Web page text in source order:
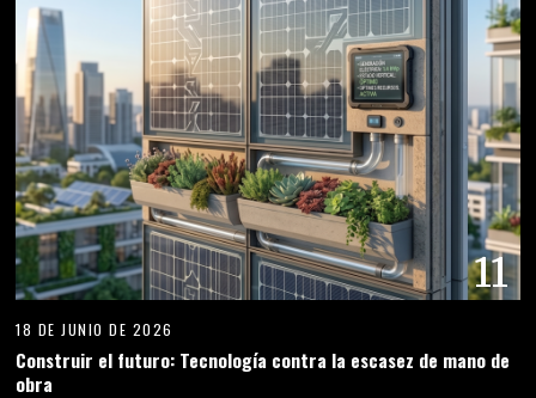
11
18 DE JUNIO DE 2026
Construir el futuro: Tecnología contra la escasez de mano de
obra